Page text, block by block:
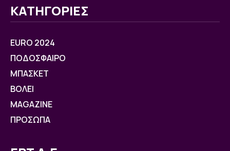
ΚΑΤΗΓΟΡΙΕΣ
EURO 2024
ΠΟΔΟΣΦΑΙΡΟ
ΜΠΑΣΚΕΤ
ΒOΛΕΙ
MAGAZINE
ΠΡΟΣΩΠΑ